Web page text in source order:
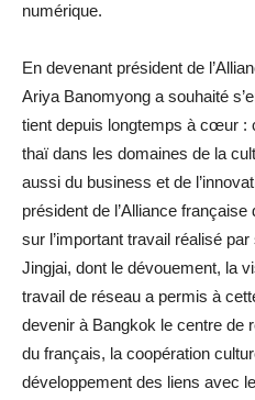
numérique.
En devenant président de
Ariya Banomyong a souhaité
tient depuis longtemps à cœur :
thaï dans les domaines de la
aussi du business et de
président de l’Alliance
sur l’important travail réalisé
Jingjai, dont le dévouement, la
travail de réseau a permis à
devenir à Bangkok le centre de
du français, la coopération
développement des liens avec